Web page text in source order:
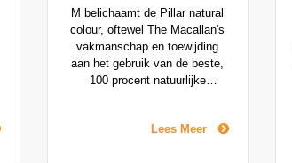
M belichaamt de Pillar natural
colour, oftewel The Macallan's
vakmanschap en toewijding
aan het gebruik van de beste,
100 procent natuurlijke
uit Jerez. Deze whisky is
Lees Meer